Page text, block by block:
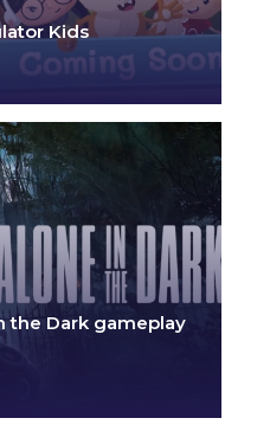
Kids
the Dark gameplay